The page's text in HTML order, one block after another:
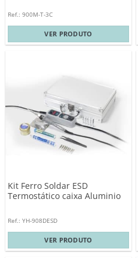
Ref.: 900M-T-3C
VER PRODUTO
Kit Ferro Soldar ESD
Termostático caixa Aluminio
Ref.: YH-908DESD
VER PRODUTO